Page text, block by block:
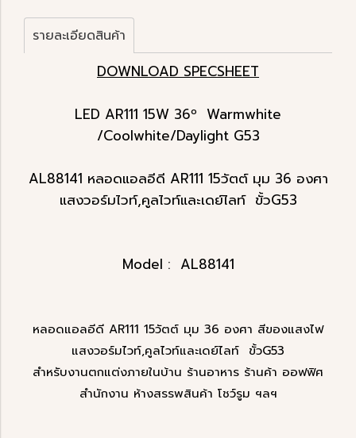
รายละเอียดสินค้า
DOWNLOAD SPECSHEET
LED AR111 15W 36º Warmwhite
/Coolwhite/Daylight G53
AL88141 หลอดแอลอีดี AR111 15วัตต์ มุม 36 องศา
แสงวอร์มไวท์,คูลไวท์และเดย์ไลท์ ขั้วG53
Model : AL88141
หลอดแอลอีดี AR111 15วัตต์ มุม 36 องศา สีของแสงไฟ
แสงวอร์มไวท์,คูลไวท์และเดย์ไลท์ ขั้วG53
สำหรับงานตกแต่งภายในบ้าน ร้านอาหาร ร้านค้า ออฟฟิศ
สำนักงาน ห้างสรรพสินค้า โชว์รูม ฯลฯ